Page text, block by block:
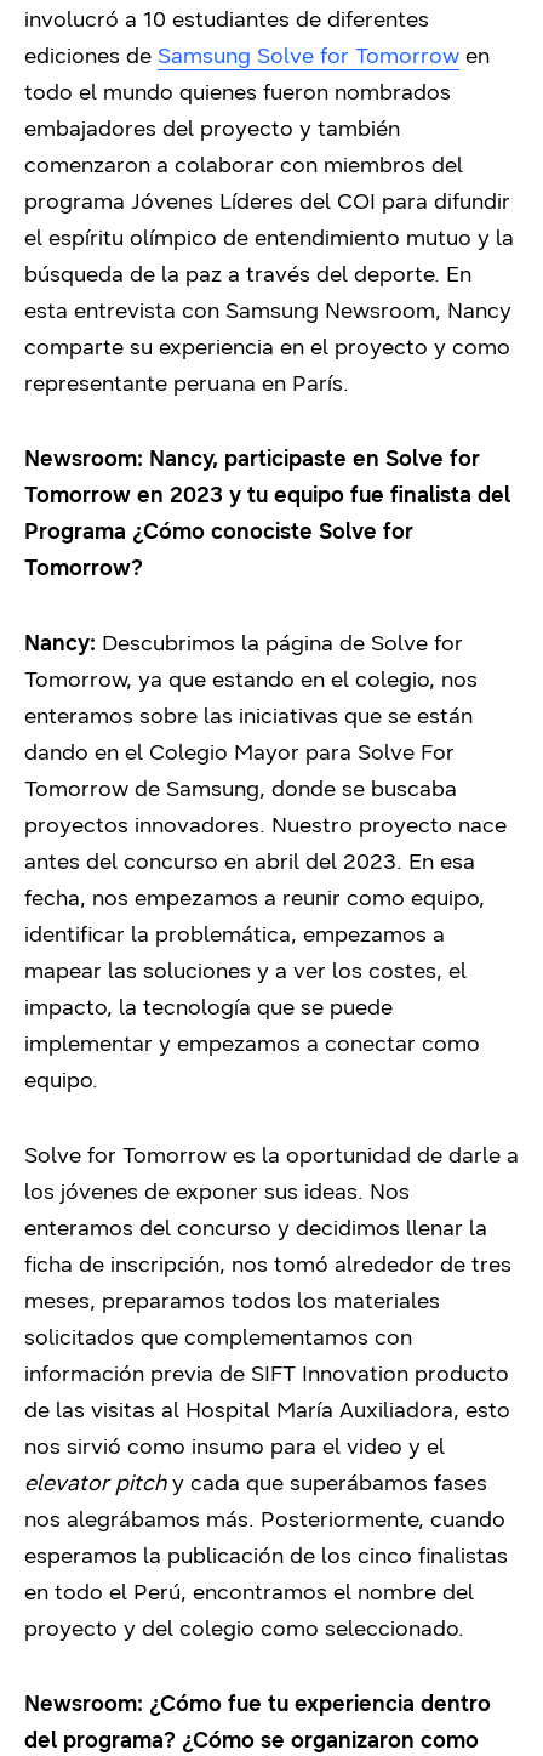
involucró a 10 estudiantes de diferentes
ediciones de Samsung Solve for Tomorrow en
todo el mundo quienes fueron nombrados
embajadores del proyecto y también
comenzaron a colaborar con miembros del
programa Jóvenes Líderes del COI para difundir
el espíritu olímpico de entendimiento mutuo y la
búsqueda de la paz a través del deporte. En
esta entrevista con Samsung Newsroom, Nancy
comparte su experiencia en el proyecto y como
representante peruana en París.
Newsroom: Nancy, participaste en Solve for
Tomorrow en 2023 y tu equipo fue finalista del
Programa ¿Cómo conociste Solve for
Tomorrow?
Nancy: Descubrimos la página de Solve for
Tomorrow, ya que estando en el colegio, nos
enteramos sobre las iniciativas que se están
dando en el Colegio Mayor para Solve For
Tomorrow de Samsung, donde se buscaba
proyectos innovadores. Nuestro proyecto nace
antes del concurso en abril del 2023. En esa
fecha, nos empezamos a reunir como equipo,
identificar la problemática, empezamos a
mapear las soluciones y a ver los costes, el
impacto, la tecnología que se puede
implementar y empezamos a conectar como
equipo.
Solve for Tomorrow es la oportunidad de darle a
los jóvenes de exponer sus ideas. Nos
enteramos del concurso y decidimos llenar la
ficha de inscripción, nos tomó alrededor de tres
meses, preparamos todos los materiales
solicitados que complementamos con
información previa de SIFT Innovation producto
de las visitas al Hospital María Auxiliadora, esto
nos sirvió como insumo para el video y el
elevator pitchy cada que superábamos fases
nos alegrábamos más. Posteriormente, cuando
esperamos la publicación de los cinco finalistas
en todo el Perú, encontramos el nombre del
proyecto y del colegio como seleccionado.
Newsroom: ¿Cómo fue tu experiencia dentro
del programa? ¿Cómo se organizaron como